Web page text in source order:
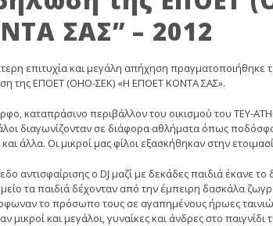
ΣΑΣ” – 2012
επιτυχία και μεγάλη απήχηση πραγματοποιήθηκε
της ΕΠΟΕΤ (ΟΗΟ-ΣΕΚ) «Η ΕΠΟΕΤ ΚΟΝΤΑ ΣΑΣ».
καταπράσινο περιβάλλον του οικισμού του ΤΕΥ-
διαγωνίζονταν σε διάφορα αθλήματα όπως
και άλλα. Οι μικροί μας φίλοι εξασκήθηκαν στην
αντισφαίρισης ο DJ μαζί με δεκάδες παιδιά έκανε
τα παιδιά δέχονταν από την έμπειρη δασκάλα
το πρόσωπο τους σε αγαπημένους ήρωες
μικροί και μεγάλοι, γυναίκες και άνδρες στο